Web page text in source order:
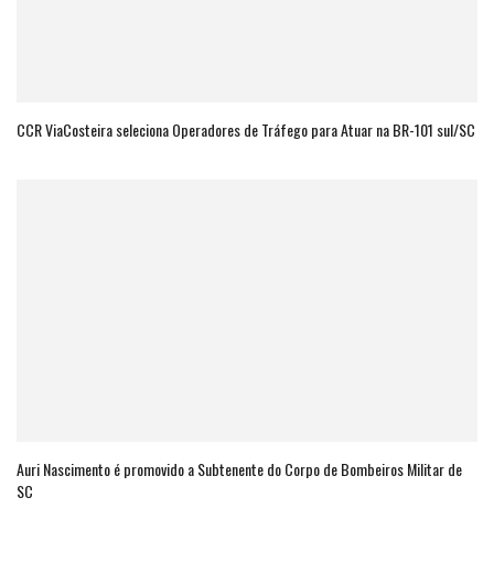
CCR ViaCosteira seleciona Operadores de Tráfego para Atuar na BR-101 sul/SC
Auri Nascimento é promovido a Subtenente do Corpo de Bombeiros Militar de
SC